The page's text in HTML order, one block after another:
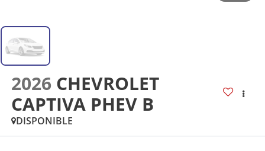
2026 CHEVROLET
CAPTIVA PHEV B
DISPONIBLE